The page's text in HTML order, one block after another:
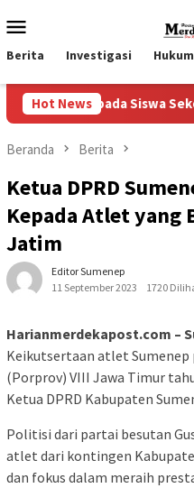
ke
kontenMobile
Berita Investigasi Hukum
Hot News
Siswa Sekolah Rakyat
Beranda Berita
Ketua DPRD
Kepada Atlet yang
Jatim
Editor Sumenep
11 September 2023
1720
Harianmerdekapost.com –
Keikutsertaan atlet Sumenep
(Porprov) VIII Jawa Timur
Ketua DPRD Kabupaten
Politisi dari partai besutan
atlet dari kontingen
dan fokus dalam meraih